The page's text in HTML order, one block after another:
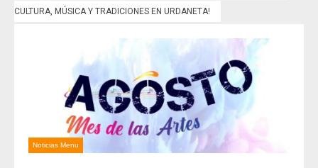
CULTURA, MÚSICA Y TRADICIONES EN URDANETA!
Noticias Menu